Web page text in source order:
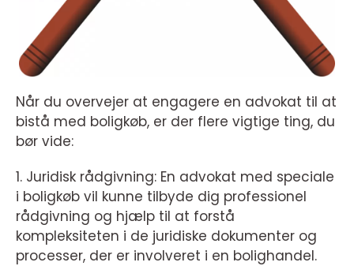
Når du overvejer at engagere en advokat til at
bistå med boligkøb, er der flere vigtige ting, du
bør vide:
1. Juridisk rådgivning: En advokat med speciale
i boligkøb vil kunne tilbyde dig professionel
rådgivning og hjælp til at forstå
kompleksiteten i de juridiske dokumenter og
processer, der er involveret i en bolighandel.